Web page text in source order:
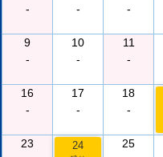
-
-
-
9
-
10
-
11
-
16
-
17
-
18
-
23
24
25